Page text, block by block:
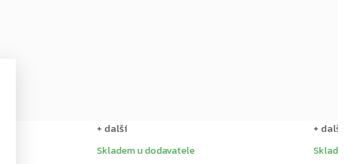
Skladem u dodavatele
+ další + další